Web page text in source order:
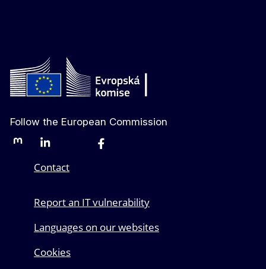
Follow the European Commission
MastodonLinkedInBlueskyFacebook
Contact
Report an IT vulnerability
Languages on our websites
Cookies